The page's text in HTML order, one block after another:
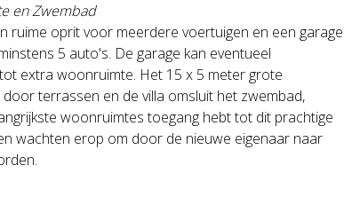
en Zwembad
ruime oprit voor meerdere voertuigen en een garage
5 auto's. De garage kan eventueel
extra woonruimte. Het 15 x 5 meter grote
terrassen en de villa omsluit het zwembad,
woonruimtes toegang hebt tot dit prachtige
wachten erop om door de nieuwe eigenaar naar